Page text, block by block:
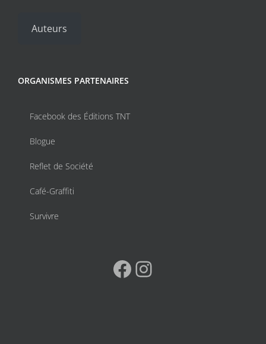
Auteurs
ORGANISMES PARTENAIRES
Facebook des Éditions TNT
Blogue
Reflet de Société
Café-Graffiti
Survivre
Facebook